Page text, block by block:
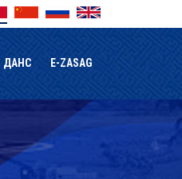
ДАНС E-ZASAG